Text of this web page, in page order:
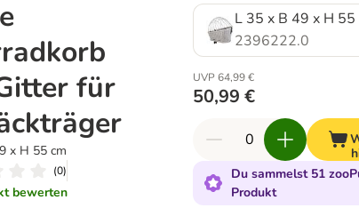
für
x H 55 cm
(0)
bewerten
L 35 x B 49 x H 55
2396222.0
UVP 64,99 €
50,99 €
Du sammelst 51
Produkt